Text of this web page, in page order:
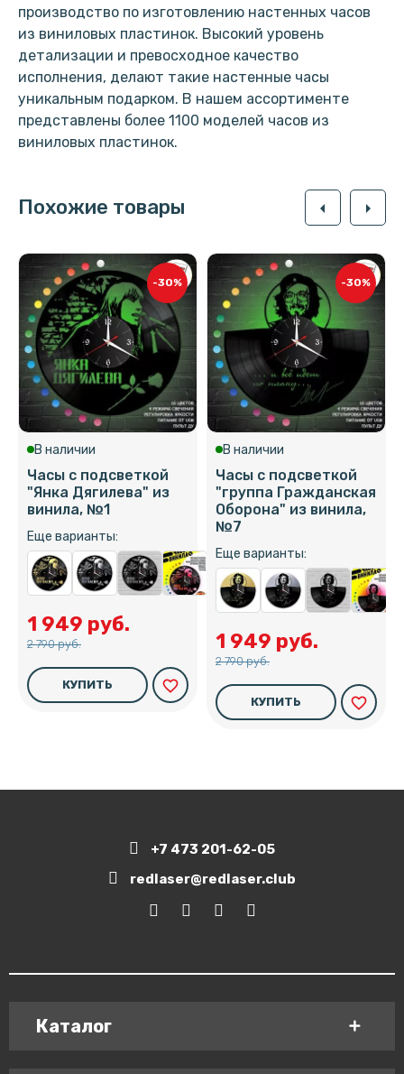
производство по изготовлению настенных часов
из виниловых пластинок. Высокий уровень
детализации и превосходное качество
исполнения, делают такие настенные часы
уникальным подарком. В нашем ассортименте
представлены более 1100 моделей часов из
виниловых пластинок.
Похожие товары arrow_left arrow_right
-30%
В наличии
Часы с подсветкой
"Янка Дягилева" из
винила, №1
Еще варианты:
1 949 руб.
2 790 руб.
КУПИТЬ favorite_border
-30%
В наличии
Часы с подсветкой
"группа Гражданская
Оборона" из винила,
№7
Еще варианты:
1 949 руб.
2 790 руб.
КУПИТЬ favorite_border
+7 473 201-62-05
redlaser@redlaser.club
Каталог